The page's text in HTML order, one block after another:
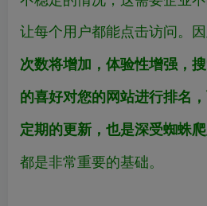
让每个用户都能点击访问。因
次数将增加，体验性增强，
的喜好对您的网站进行排名
定期的更新，也是深受蜘蛛
都是非常重要的基础。